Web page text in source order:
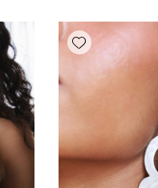
Add wishlist